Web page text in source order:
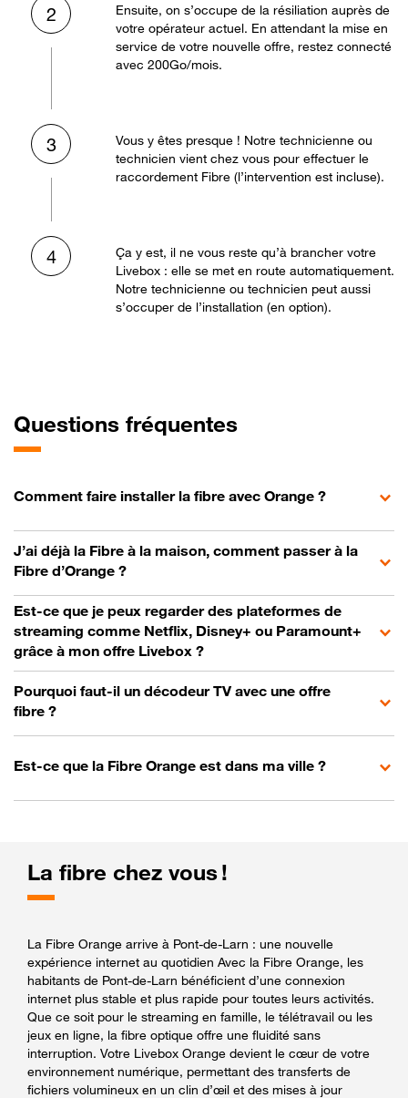
2
Ensuite, on s’occupe de la résiliation auprès de
votre opérateur actuel. En attendant la mise en
service de votre nouvelle offre, restez connecté
avec 200Go/mois.
3
Vous y êtes presque ! Notre technicienne ou
technicien vient chez vous pour effectuer le
raccordement Fibre (l’intervention est incluse).
4
Ça y est, il ne vous reste qu’à brancher votre
Livebox : elle se met en route automatiquement.
Notre technicienne ou technicien peut aussi
s’occuper de l’installation (en option).
Questions fréquentes
Comment faire installer la fibre avec Orange ?
J’ai déjà la Fibre à la maison, comment passer à la
Fibre d’Orange ?
Est-ce que je peux regarder des plateformes de
streaming comme Netflix, Disney+ ou Paramount+
grâce à mon offre Livebox ?
Pourquoi faut-il un décodeur TV avec une offre
fibre ?
Est-ce que la Fibre Orange est dans ma ville ?
La fibre chez vous !
La Fibre Orange arrive à Pont-de-Larn : une nouvelle
expérience internet au quotidien Avec la Fibre Orange, les
habitants de Pont-de-Larn bénéficient d’une connexion
internet plus stable et plus rapide pour toutes leurs activités.
Que ce soit pour le streaming en famille, le télétravail ou les
jeux en ligne, la fibre optique offre une fluidité sans
interruption. Votre Livebox Orange devient le cœur de votre
environnement numérique, permettant des transferts de
fichiers volumineux en un clin d’œil et des mises à jour